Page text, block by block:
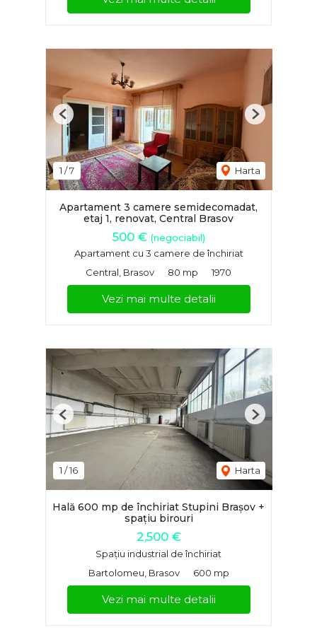
1 /7 Harta
Previous Next
Apartament 3 camere semidecomadat,
etaj 1, renovat, Central Brasov
500 € (negociabil)
Apartament cu 3 camere de închiriat
Central, Brasov
80 mp 1970
Vezi mai multe detalii
1 /16 Harta
Previous Next
Hală 600 mp de închiriat Stupini Brașov +
spațiu birouri
2,500 €
Spațiu industrial de închiriat
Bartolomeu, Brasov
600 mp
Vezi mai multe detalii